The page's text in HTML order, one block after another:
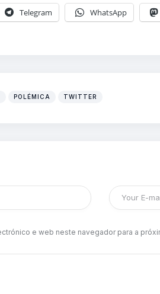
Telegram WhatsApp
POLÉMICA TWITTER
e web neste navegador para a